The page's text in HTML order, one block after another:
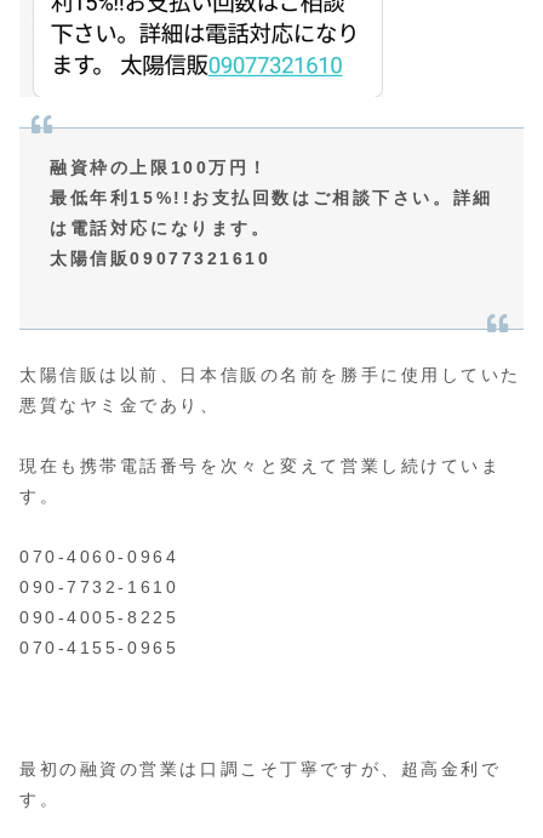
融資枠の上限100万円！
最低年利15%!!お支払回数はご相談下さい。詳細
は電話対応になります。
太陽信販09077321610
太陽信販は以前、日本信販の名前を勝手に使用していた
悪質なヤミ金であり、
現在も携帯電話番号を次々と変えて営業し続けていま
す。
070-4060-0964
090-7732-1610
090-4005-8225
070-4155-0965
最初の融資の営業は口調こそ丁寧ですが、超高金利で
す。